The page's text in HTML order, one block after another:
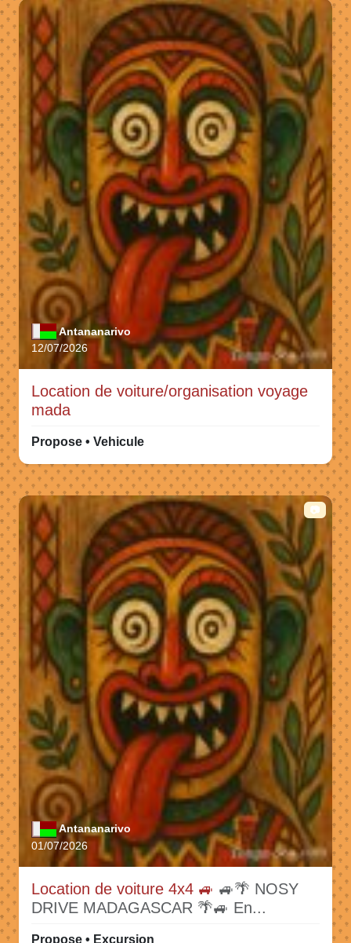
Antananarivo
12/07/2026
Location de voiture/organisation voyage
mada
Propose • Vehicule
Antananarivo
01/07/2026
📷
Location de voiture 4x4 🚙 🚙🌴 NOSY
DRIVE MADAGASCAR 🌴🚙 En...
Propose • Excursion